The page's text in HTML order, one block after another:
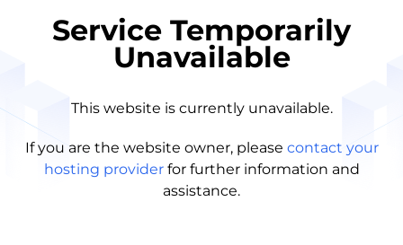
Service Temporarily
Unavailable
This website is currently unavailable.
If you are the website owner, please contact your
hosting provider for further information and
assistance.